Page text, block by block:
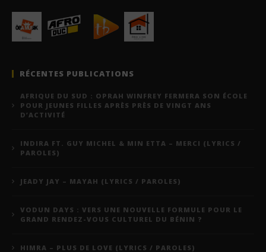
RÉCENTES PUBLICATIONS
AFRIQUE DU SUD : OPRAH WINFREY FERMERA SON ÉCOLE
POUR JEUNES FILLES APRÈS PRÈS DE VINGT ANS
D’ACTIVITÉ
INDIRA FT. GUY MICHEL & MIN ETTA – MERCI (LYRICS /
PAROLES)
JEADY JAY – MAYAH (LYRICS / PAROLES)
VODUN DAYS : VERS UNE NOUVELLE FORMULE POUR LE
GRAND RENDEZ-VOUS CULTUREL DU BÉNIN ?
HIMRA – PLUS DE LOVE (LYRICS / PAROLES)